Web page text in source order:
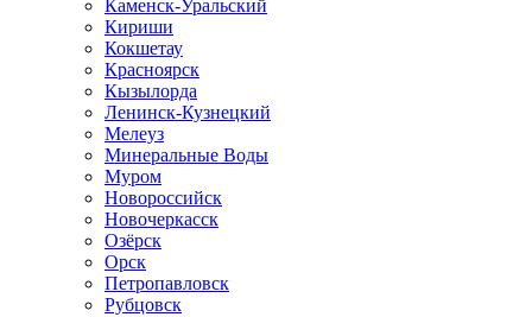
Каменск-Уральский
Кириши
Кокшетау
Красноярск
Кызылорда
Ленинск-Кузнецкий
Мелеуз
Минеральные Воды
Муром
Новороссийск
Новочеркасск
Озёрск
Орск
Петропавловск
Рубцовск